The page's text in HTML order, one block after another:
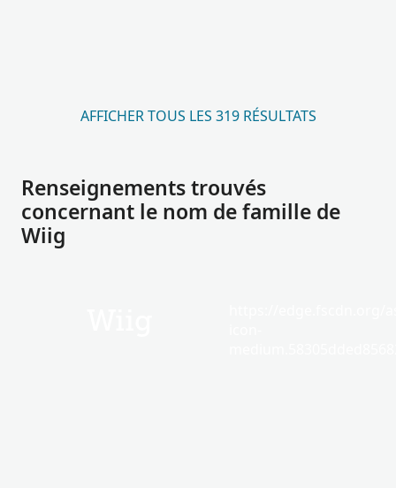
AFFICHER TOUS LES 319 RÉSULTATS
Renseignements trouvés
concernant le nom de famille de
Wiig